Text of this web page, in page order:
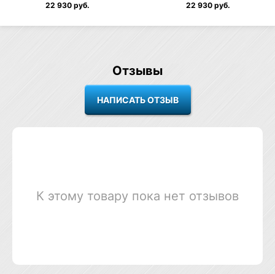
22 930 руб.
22 930 руб.
Отзывы
К этому товару пока нет отзывов